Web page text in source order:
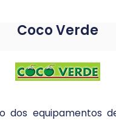
Coco Verde
dos equipamentos